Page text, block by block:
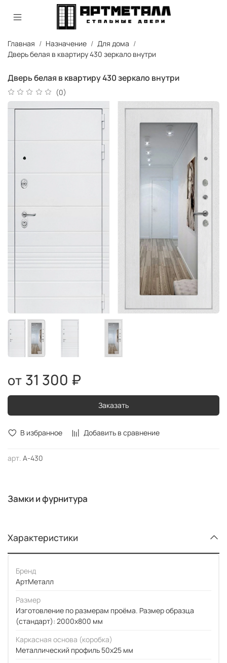
Главная Назначение
Для дома
Дверь белая в квартиру 430 зеркало внутри
Дверь белая в квартиру 430 зеркало внутри
(0)
В избранное Добавить в сравнение
арт. А-430
31 300 ₽
Заказать
Замки и фурнитура
Характеристики
Бренд
АртМеталл
Размер
Изготовление по размерам проёма. Размер образца
(стандарт): 2000x800 мм
Каркасная основа (коробка)
Металлический профиль 50x25 мм